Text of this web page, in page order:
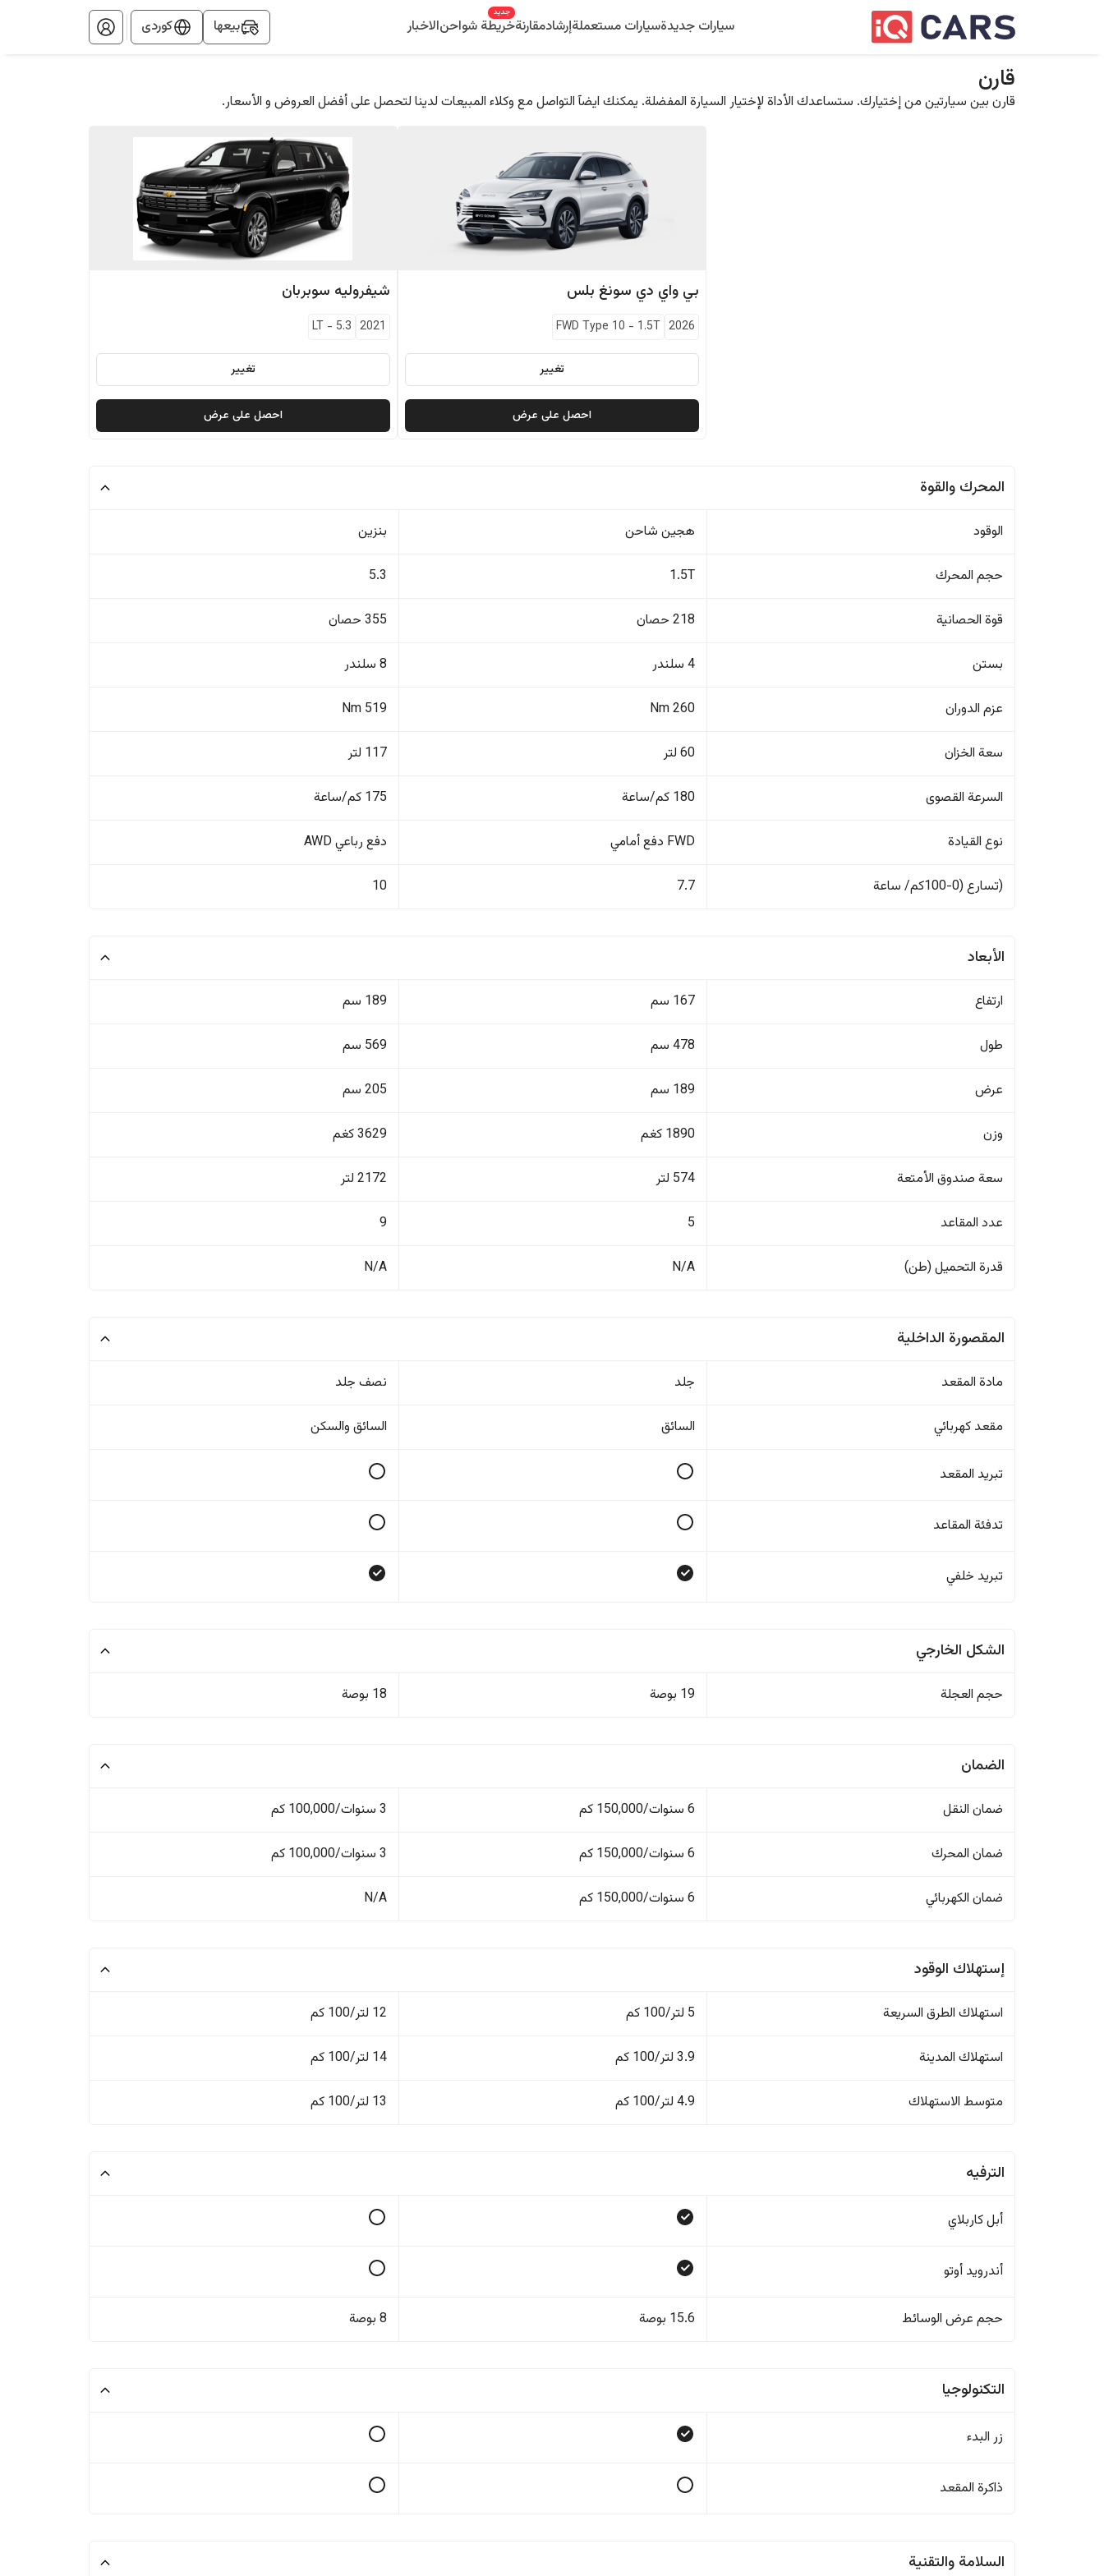
سيارات جديدةسيارات مستعملةإرشادمقارنةخريطة شواحن
جديد
الاخبار بيعها کوردی
قارن
قارن بين سيارتين من إختيارك. ستساعدك الأداة لإختيار السيارة المفضلة. يمكنك ايضآ التواصل مع وكلاء المبيعات لدينا لتحصل على أفضل العروض و الأسعار.
بي واي دي سونغ بلس
2026
FWD Type 10 - 1.5T
تغيير
احصل على عرض
شيفروليه سوبربان
2021
LT- 5.3
تغيير
احصل على عرض
المحرك والقوة
الوقود هجين شاحن بنزين
حجم المحرك 1.5T
5.3
قوة الحصانية 218 حصان 355 حصان
بستن 4 سلندر 8 سلندر
عزم الدوران 260 Nm
519 Nm
سعة الخزان 60 لتر 117 لتر
السرعة القصوى 180 كم/ساعة 175 كم/ساعة
نوع القيادة FWD دفع أمامي دفع رباعي AWD
(تسارع (0-100كم/ ساعة 7.7
10
الأبعاد
ارتفاع 167 سم 189 سم
طول 478 سم 569 سم
عرض 189 سم 205 سم
وزن 1890 كغم 3629 كغم
سعة صندوق الأمتعة 574 لتر 2172 لتر
عدد المقاعد 5
9
قدرة التحميل (طن) N/A
N/A
المقصورة الداخلية
مادة المقعد جلد نصف جلد
مقعد كهربائي السائق السائق والسکن
تبريد المقعد
تدفئة المقاعد
تبريد خلفي
الشكل الخارجي
حجم العجلة 19 بوصة 18 بوصة
الضمان
ضمان النقل 6 سنوات/150,000 كم 3 سنوات/100,000 كم
ضمان المحرك 6 سنوات/150,000 كم 3 سنوات/100,000 كم
ضمان الكهربائي 6 سنوات/150,000 كم N/A
إستهلاك الوقود
استهلاك الطرق السريعة 5 لتر/100 كم 12 لتر/100 كم
استهلاك المدينة 3.9 لتر/100 كم 14 لتر/100 كم
متوسط الاستهلاك 4.9 لتر/100 كم 13 لتر/100 كم
الترفيه
أبل كاربلاي
أندرويد أوتو
حجم عرض الوسائط 15.6 بوصة 8 بوصة
التكنولوجيا
زر البدء
ذاكرة المقعد
السلامة والتقنية